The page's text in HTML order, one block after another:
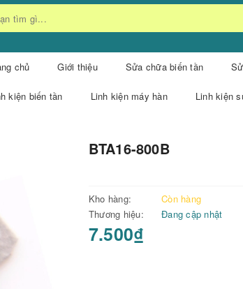
chủ Giới thiệu Sửa chữa biến tần
kiện biến tần Linh kiện máy hàn Linh kiện
BTA16-800B
Kho hàng:
Còn hàng
Thương hiệu:
Đang cập nhật
7.500₫